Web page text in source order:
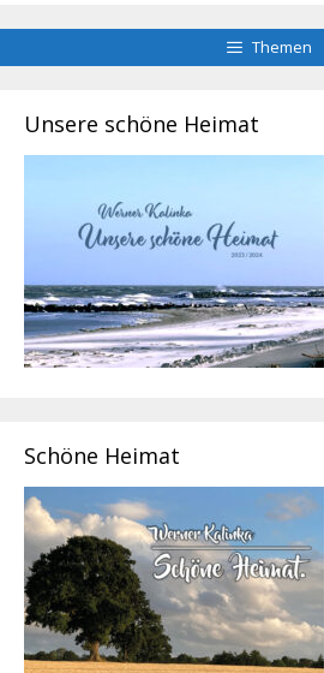
Themen
Unsere schöne Heimat
Schöne Heimat